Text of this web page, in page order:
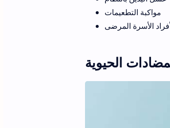
مواكبة التطعيمات
الأسرة المرضى
الحيوية